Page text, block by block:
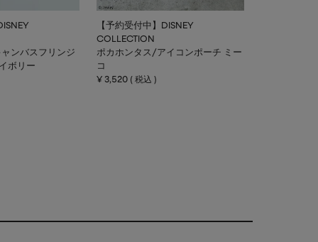
ンバスフリンジ
ボリー
【予約受付中】DISNEY
COLLECTION
ポカホンタス/アイコンポーチ ミー
コ
¥ 3,520 税込